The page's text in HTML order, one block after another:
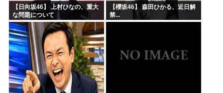
【日向坂46】 上村ひなの、重大
な問題について
【櫻坂46】 森田ひかる、近日解
禁...